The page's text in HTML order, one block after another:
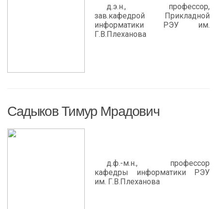
д.э.н., профессор,
зав.кафедрой Прикладной
информатики РЭУ им.
Г.В.Плеханова
Садыков Тимур Мрадович
д.ф.-м.н., профессор
кафедры информатики РЭУ
им. Г.В.Плеханова